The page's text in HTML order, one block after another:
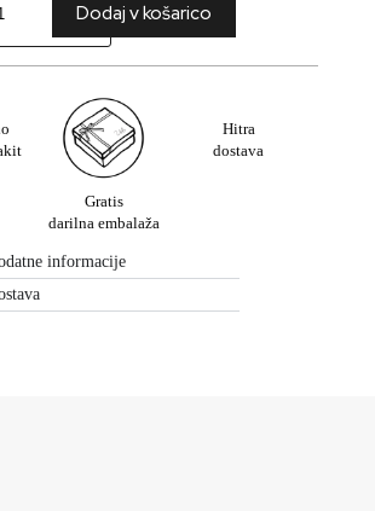
Dodaj v košarico
Gratis
darilna embalaža
Hitra
dostava
informacije